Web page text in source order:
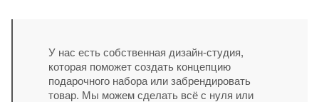
У нас есть собственная дизайн-студия,
которая поможет создать концепцию
подарочного набора или забрендировать
товар. Мы можем сделать всё с нуля или